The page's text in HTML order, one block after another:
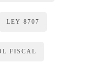
LEY 8707
FISCAL